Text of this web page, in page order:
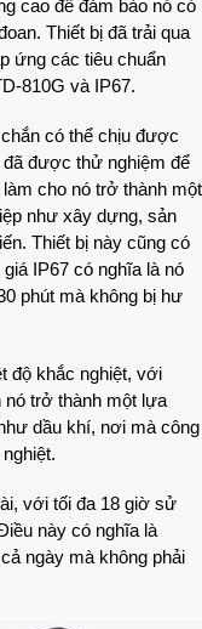
cao để đảm bảo nó có
Thiết bị đã trải qua
ứng các tiêu chuẩn
810G và IP67.
có thể chịu được
đã được thử nghiệm để
cho nó trở thành một
như xây dựng, sản
Thiết bị này cũng có
IP67 có nghĩa là nó
phút mà không bị hư
độ khắc nghiệt, với
nó trở thành một lựa
dầu khí, nơi mà công
với tối đa 18 giờ sử
này có nghĩa là
ngày mà không phải